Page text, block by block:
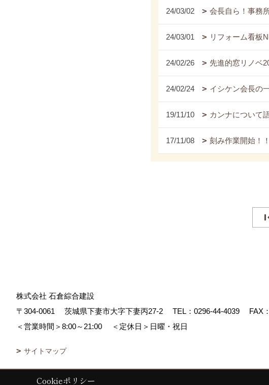
24/03/02 会長自ら！事務
24/03/01 リフォーム看板
24/02/26 先進的窓リノベ
24/02/24 イシケン会長の
19/11/10 カンナについて
17/11/08 刻み作業開始！！
株式会社 石倉綜合建設
〒304-0061
茨城県下妻市大字下妻丙27-2 TEL： 0296-44-4039
FAX
＜営業時間＞8:00～21:00
＜定休日＞日曜・祝日
サイトマップ
Copyright (c) ISIKURA-SOGOKENSETSU. All Rights Reserved.
Cookieポリシー